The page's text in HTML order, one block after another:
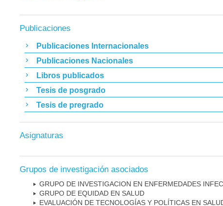
Publicaciones
Publicaciones Internacionales
Publicaciones Nacionales
Libros publicados
Tesis de posgrado
Tesis de pregrado
Asignaturas
Grupos de investigación asociados
GRUPO DE INVESTIGACION EN ENFERMEDADES
GRUPO DE EQUIDAD EN SALUD
EVALUACIÓN DE TECNOLOGÍAS Y POLÍTICAS EN